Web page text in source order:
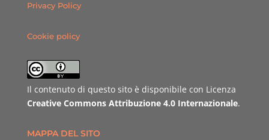
Privacy Policy
Cookie policy
Il contenuto di questo sito è disponibile con Licenza
Creative Commons Attribuzione 4.0 Internazionale.
MAPPA DEL SITO